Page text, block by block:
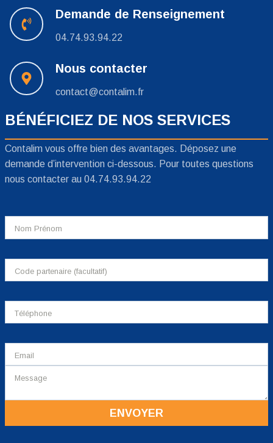
Demande de Renseignement
04.74.93.94.22
Nous contacter
contact@contalim.fr
BÉNÉFICIEZ DE NOS SERVICES
Contalim vous offre bien des avantages. Déposez une
demande d’intervention ci-dessous. Pour toutes questions
nous contacter au 04.74.93.94.22
ENVOYER